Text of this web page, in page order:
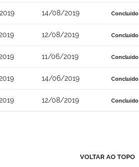
14/08/2019 Concluído
12/08/2019 Concluído
11/06/2019 Concluído
14/06/2019 Concluído
12/08/2019 Concluído
VOLTAR AO TOPO